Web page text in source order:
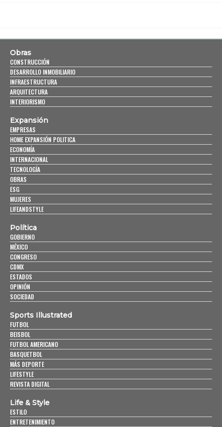
Obras
CONSTRUCCIÓN
DESARROLLO INMOBILIARIO
INFRAESTRUCTURA
ARQUITECTURA
INTERIORISMO
Expansión
EMPRESAS
HOME EXPANSIÓN POLITICA
ECONOMÍA
INTERNACIONAL
TECNOLOGÍA
OBRAS
ESG
MUJERES
LIFEANDSTYLE
Política
GOBIERNO
MÉXICO
CONGRESO
CDMX
ESTADOS
OPINIÓN
SOCIEDAD
Sports Illustrated
FUTBOL
BEISBOL
FUTBOL AMERICANO
BASQUETBOL
MÁS DEPORTE
LIFESTYLE
REVISTA DIGITAL
Life & Style
ESTILO
ENTRETENIMIENTO